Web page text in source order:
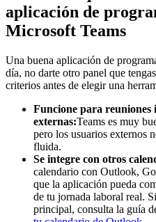
aplicación de
Microsoft Teams
Una buena aplicación de
día, no darte otro panel que
criterios antes de elegir una
Funcione para reuniones
externas:Teams es muy
pero los usuarios externos
fluida.
Se integre con otros
calendario con Outlook,
que la aplicación pueda
de tu jornada laboral real.
principal, consulta la guía